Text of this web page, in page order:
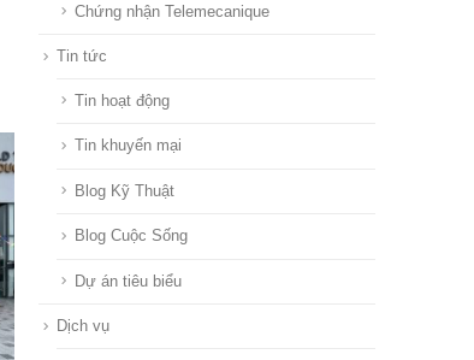
Chứng nhận Telemecanique
Tin tức
Tin hoạt động
Tin khuyến mại
Blog Kỹ Thuật
Blog Cuộc Sống
Dự án tiêu biểu
Dịch vụ